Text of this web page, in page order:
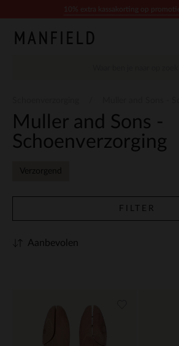
Muller and Sons -
Schoenverzorging
Verzorgend
FILTER
Aanbevolen